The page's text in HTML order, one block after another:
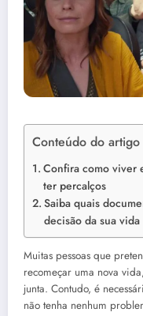
Conteúdo do artigo
Confira como viver
ter percalços
Saiba quais
decisão da sua vida
Muitas pessoas que
recomeçar uma nova
junta. Contudo, é
não tenha nenhum